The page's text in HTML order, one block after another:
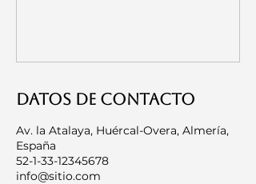
Datos de contacto
Av. la Atalaya, Huércal-Overa, Almería,
España
52-1-33-12345678
info@sitio.com